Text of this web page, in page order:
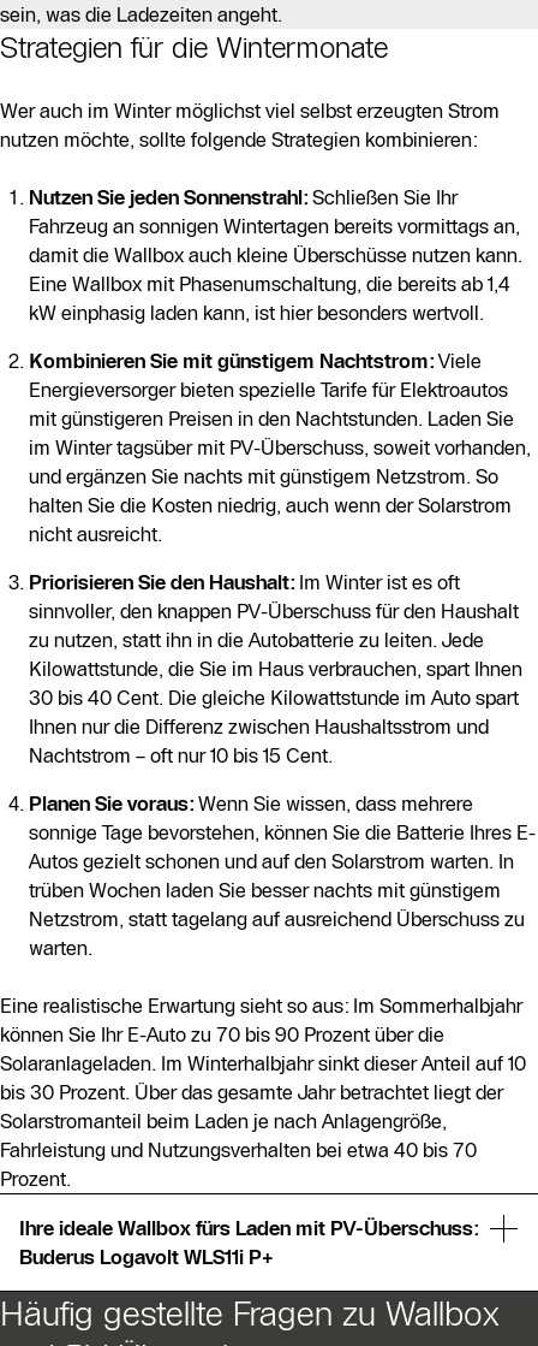
sein, was die Ladezeiten angeht.
Strategien für die Wintermonate
Wer auch im Winter möglichst viel selbst erzeugten Strom
nutzen möchte, sollte folgende Strategien kombinieren:
Nutzen Sie jeden Sonnenstrahl: Schließen Sie Ihr
Fahrzeug an sonnigen Wintertagen bereits vormittags an,
damit die Wallbox auch kleine Überschüsse nutzen kann.
Eine Wallbox mit Phasenumschaltung, die bereits ab 1,4
kW einphasig laden kann, ist hier besonders wertvoll.
Kombinieren Sie mit günstigem Nachtstrom:Viele
Energieversorger bieten spezielle Tarife für Elektroautos
mit günstigeren Preisen in den Nachtstunden. Laden Sie
im Winter tagsüber mit PV-Überschuss, soweit vorhanden,
und ergänzen Sie nachts mit günstigem Netzstrom. So
halten Sie die Kosten niedrig, auch wenn der Solarstrom
nicht ausreicht.
Priorisieren Sie den Haushalt: Im Winter ist es oft
sinnvoller, den knappen PV-Überschuss für den Haushalt
zu nutzen, statt ihn in die Autobatterie zu leiten. Jede
Kilowattstunde, die Sie im Haus verbrauchen, spart Ihnen
30 bis 40 Cent. Die gleiche Kilowattstunde im Auto spart
Ihnen nur die Differenz zwischen Haushaltsstrom und
Nachtstrom – oft nur 10 bis 15 Cent.
Planen Sie voraus: Wenn Sie wissen, dass mehrere
sonnige Tage bevorstehen, können Sie die Batterie Ihres E-
Autos gezielt schonen und auf den Solarstrom warten. In
trüben Wochen laden Sie besser nachts mit günstigem
Netzstrom, statt tagelang auf ausreichend Überschuss zu
warten.
Eine realistische Erwartung sieht so aus: Im Sommerhalbjahr
können Sie Ihr E-Auto zu 70 bis 90 Prozent über die
Solaranlageladen. Im Winterhalbjahr sinkt dieser Anteil auf 10
bis 30 Prozent. Über das gesamte Jahr betrachtet liegt der
Solarstromanteil beim Laden je nach Anlagengröße,
Fahrleistung und Nutzungsverhalten bei etwa 40 bis 70
Prozent.
Ihre ideale Wallbox fürs Laden mit PV-Überschuss:
Buderus Logavolt WLS11i P+
Die Buderus Logavolt WLS11i P+ist speziell für
intelligentes PV-Überschussladen konzipiert und bietet
Häufig gestellte Fragen zu Wallbox